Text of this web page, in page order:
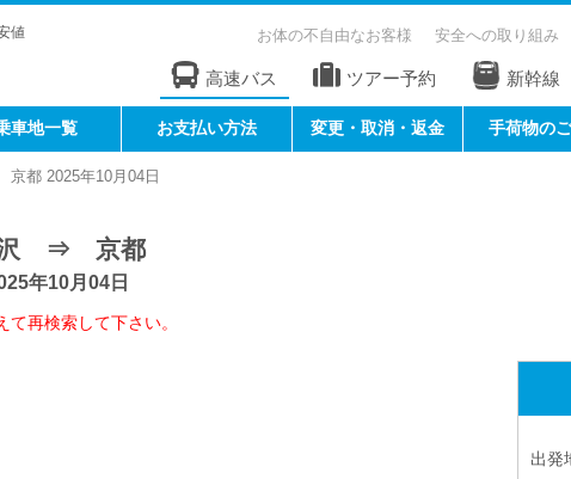
値 お体の不自由なお客様 安全への取り組み
高速バス ツアー予約 新幹線
車地一覧 お支払い方法 変更・取消・返金 手荷物の
都 2025年10月04日
⇒ 京都
年10月04日
再検索して下さい。
出発